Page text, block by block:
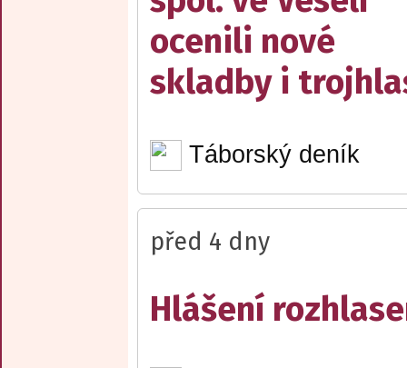
ocenili nové
skladby i
Táborský deník
před 4 dny
Hlášení